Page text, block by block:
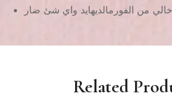
خالي من الفورمالديهايد واي شئ ضار
Related